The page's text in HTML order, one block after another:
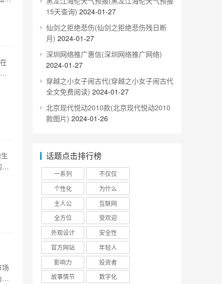
15天查询) 2024-01-27
仙剑之拒绝悲伤(仙剑之拒绝悲伤残日断
月) 2024-01-27
深圳网络推广惠信(深圳网络推广网络)
2024-01-27
穿越之小女子闹古代(穿越之小女子闹古代
全文免费阅读) 2024-01-27
北京现代悦动2010款(北京现代悦动2010
款图片) 2024-01-26
话题点击排行榜
一系列
不仅仅
个性化
为什么
主人公
互联网
全方位
受欢迎
外观设计
安全性
官方网站
年轻人
影响力
投资者
故事情节
数字化